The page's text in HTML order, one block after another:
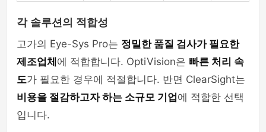
각 솔루션의 적합성
고가의 Eye-Sys Pro는 정밀한 품질 검사가 필요한
제조업체 에 적합합니다. OptiVision은 빠른 처리 속
도가 필요한 경우에 적절합니다. 반면 ClearSight는
비용을 절감하고자 하는 소규모 기업 에 적합한 선택
입니다.